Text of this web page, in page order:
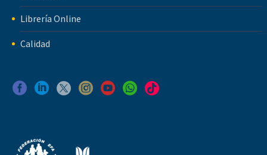
Librería Online
Calidad